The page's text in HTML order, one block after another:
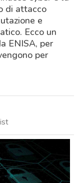
di attacco
e
Ecco un
ENISA, per
per